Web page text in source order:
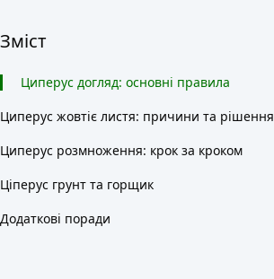
Зміст
Циперус догляд: основні правила
Циперус жовтіє листя: причини та рішення
Циперус розмноження: крок за кроком
Ціперус грунт та горщик
Додаткові поради